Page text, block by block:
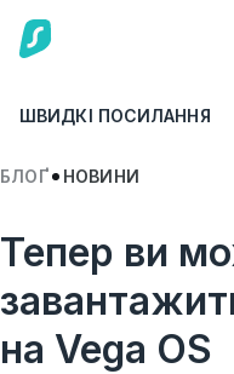
ШВИДКІ ПОСИЛАННЯ
БЛОҐ НОВИНИ
Тепер ви
на Vega OS